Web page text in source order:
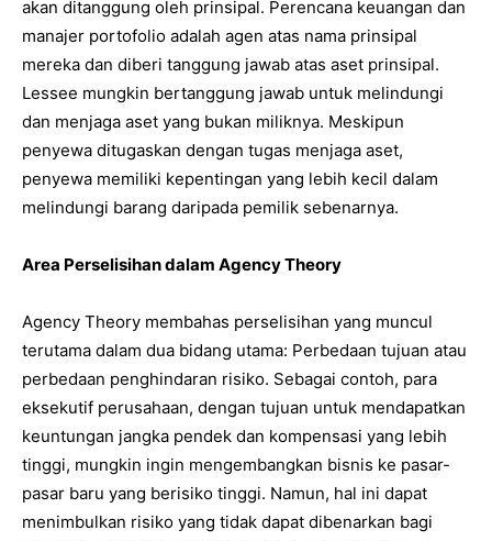
akan ditanggung oleh prinsipal. Perencana keuangan dan
manajer portofolio adalah agen atas nama prinsipal
mereka dan diberi tanggung jawab atas aset prinsipal.
Lessee mungkin bertanggung jawab untuk melindungi
dan menjaga aset yang bukan miliknya. Meskipun
penyewa ditugaskan dengan tugas menjaga aset,
penyewa memiliki kepentingan yang lebih kecil dalam
melindungi barang daripada pemilik sebenarnya.
Area Perselisihan dalam Agency Theory
Agency Theory membahas perselisihan yang muncul
terutama dalam dua bidang utama: Perbedaan tujuan atau
perbedaan penghindaran risiko. Sebagai contoh, para
eksekutif perusahaan, dengan tujuan untuk mendapatkan
keuntungan jangka pendek dan kompensasi yang lebih
tinggi, mungkin ingin mengembangkan bisnis ke pasar-
pasar baru yang berisiko tinggi. Namun, hal ini dapat
menimbulkan risiko yang tidak dapat dibenarkan bagi